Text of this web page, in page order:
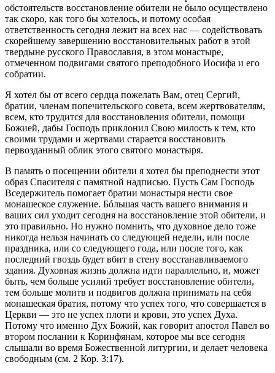
обстоятельств восстановление обители не было осуществлено
так скоро, как того бы хотелось, и потому особая
ответственность сегодня лежит на всех нас — содействовать
скорейшему завершению восстановительных работ в этой
твердыне русского Православия, в этом монастыре,
отмеченном подвигами святого преподобного Иосифа и его
собратии.
Я хотел бы от всего сердца пожелать Вам, отец Сергий,
братии, членам попечительского совета, всем жертвователям,
всем, кто трудится для восстановления обители, помощи
Божией, дабы Господь приклонил Свою милость к тем, кто
своими трудами и жертвами старается восстановить
первозданный облик этого святого монастыря.
В память о посещении обители я хотел бы преподнести этот
образ Спасителя с памятной надписью. Пусть Сам Господь
Вседержитель помогает братии монастыря нести свое
монашеское служение. Бóльшая часть вашего внимания и
ваших сил уходит сегодня на восстановление этой обители, и
это правильно. Но нужно помнить, что духовное дело тоже
никогда нельзя начинать со следующей недели, или после
праздника, или со следующего года, или после того, как
последний гвоздь будет вбит в стену восстанавливаемого
здания. Духовная жизнь должна идти параллельно, и, может
быть, чем больше усилий требует восстановление обители,
тем больше молитв и подвигов должна принимать на себя
монашеская братия, потому что успех того, что совершается в
Церкви — это не успех плоти и крови, это успех Духа.
Потому что именно Дух Божий, как говорит апостол Павел во
втором послании к Коринфянам, которое мы все сегодня
слышали во время Божественной литургии, и делает человека
свободным (см. 2 Кор. 3:17).